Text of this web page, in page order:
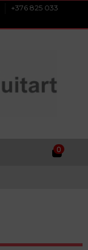
+376 825 033
0